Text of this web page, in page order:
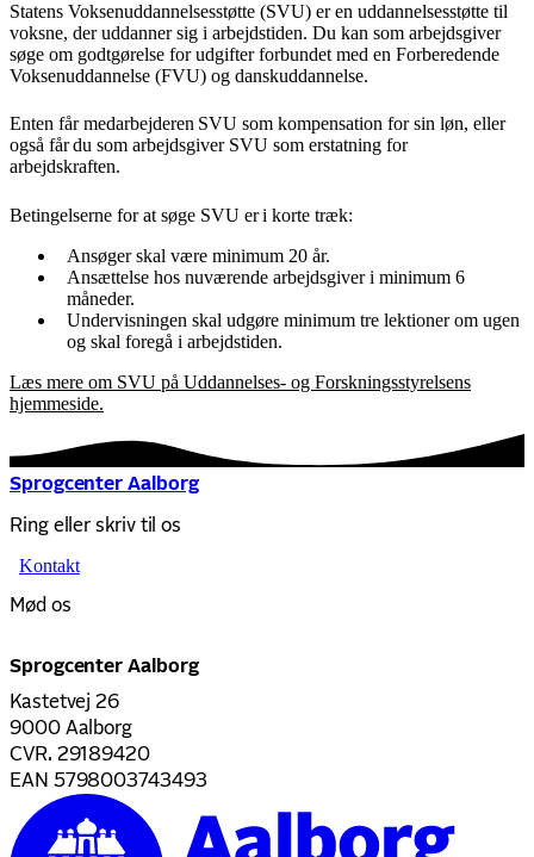
Statens Voksenuddannelsesstøtte (SVU) er en uddannelsesstøtte til
voksne, der uddanner sig i arbejdstiden. Du kan som arbejdsgiver
søge om godtgørelse for udgifter forbundet med en Forberedende
Voksenuddannelse (FVU) og danskuddannelse.
Enten får medarbejderen SVU som kompensation for sin løn, eller
også får du som arbejdsgiver SVU som erstatning for
arbejdskraften.
Betingelserne for at søge SVU er i korte træk:
Ansøger skal være minimum 20 år.
Ansættelse hos nuværende arbejdsgiver i minimum 6
måneder.
Undervisningen skal udgøre minimum tre lektioner om ugen
og skal foregå i arbejdstiden.
Læs mere om SVU på Uddannelses- og Forskningsstyrelsens
hjemmeside.
Sprogcenter Aalborg
Ring eller skriv til os
Kontakt
Mød os
Sprogcenter Aalborg
Kastetvej 26
9000 Aalborg
CVR. 29189420
EAN 5798003743493